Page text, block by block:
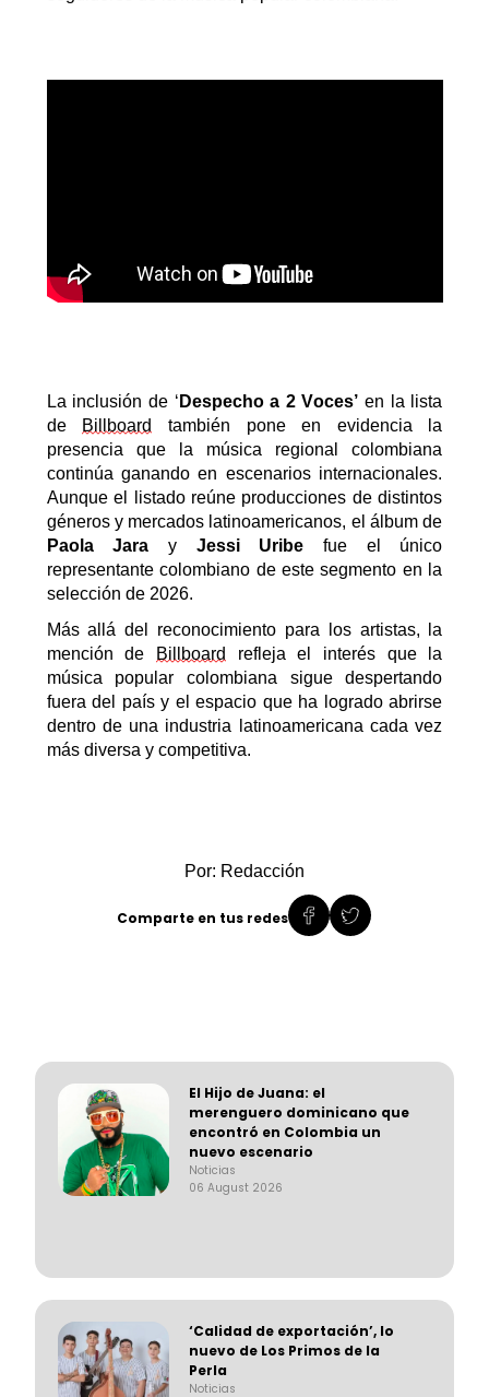
El Hijo de Juana: el
merenguero dominicano que
encontró en Colombia un
nuevo escenario
Noticias
06 August 2026
‘Calidad de exportación’, lo
nuevo de Los Primos de la
Perla
Noticias
La inclusión de ‘ Despecho a 2 Voces’ en la lista
de
Billboard
también pone en evidencia la
presencia que la música regional colombiana
continúa ganando en escenarios internacionales.
Aunque el listado reúne producciones de distintos
géneros y mercados latinoamericanos, el álbum de
Paola Jara yJessi Uribefue el único
representante colombiano de este segmento en la
selección de 2026.
Más allá del reconocimiento para los artistas, la
mención de
Billboard
refleja el interés que la
música popular colombiana sigue despertando
fuera del país y el espacio que ha logrado abrirse
dentro de una industria latinoamericana cada vez
más diversa y competitiva.
Por: Redacción
Comparte en tus redes